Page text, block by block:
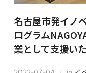
名古屋市発イノ
ログラム
業として支援い